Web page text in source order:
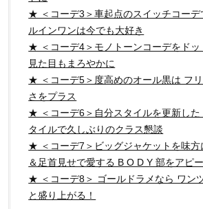
★ ＜コーデ3＞車起点のスイッチコーデ
ルインワンは今でも大好き
★ ＜コーデ4＞モノトーンコーデをドッ
見た目もまろやかに
★ ＜コーデ5＞度高めのオール黒は フ
さをプラス
★ ＜コーデ6＞自分スタイルを更新した
タイルで久しぶりのクラス懇談
★ ＜コーデ7＞ビッグジャケットを味方
＆足首見せで愛する B O D Y 部をアピ
★ ＜コーデ8＞ ゴールドラメなら ワン
と盛り上がる！